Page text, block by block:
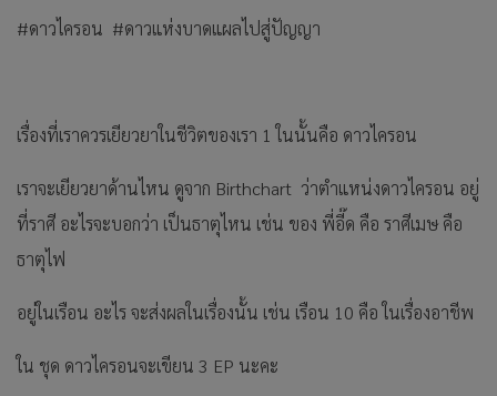
#ดาวไครอน #ดาวแห่งบาดแผลไปสู่ปัญญา
เรื่องที่เราควรเยียวยาในชีวิตของเรา 1 ในนั้นคือ ดาวไครอน
เราจะเยียวยาด้านไหน ดูจาก Birthchart ว่าตำแหน่งดาวไครอน อยู่
ที่ราศี อะไรจะบอกว่า เป็นธาตุไหน เช่น ของ พี่อี๊ด คือ ราศีเมษ คือ
ธาตุไฟ
อยู่ในเรือน อะไร จะส่งผลในเรื่องนั้น เช่น เรือน 10 คือ ในเรื่องอาชีพ
ใน ชุด ดาวไครอนจะเขียน 3 EP นะคะ